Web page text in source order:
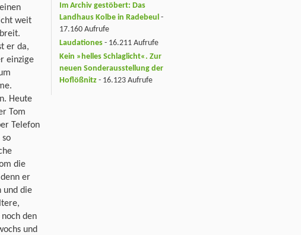
weit
er da,
einzige
Heute
Tom
Telefon
so
die
er
und die
den
und
Im Archiv gestöbert: Das
Landhaus Kolbe in Radebeul -
17.160 Aufrufe
Laudationes - 16.211 Aufrufe
Kein »helles Schlaglicht«. Zur
neuen Sonderausstellung der
Hoflößnitz - 16.123 Aufrufe